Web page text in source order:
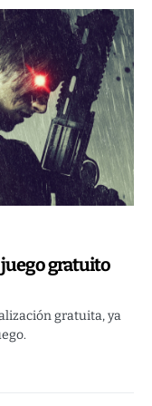
gratuito
gratuita, ya